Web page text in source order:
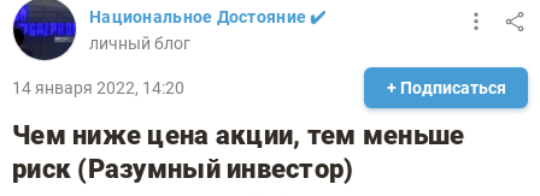
Национальное Достояние ✔️
личный блог
14 января 2022, 14:20 + Подписаться
Чем ниже цена акции, тем меньше
риск (Разумный инвестор)